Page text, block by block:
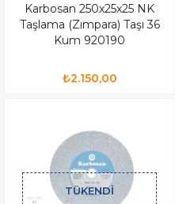
Karbosan 250x25x25 NK
Taşlama (Zımpara) Taşı 36
Kum 920190
₺2.150,00
TÜKENDI